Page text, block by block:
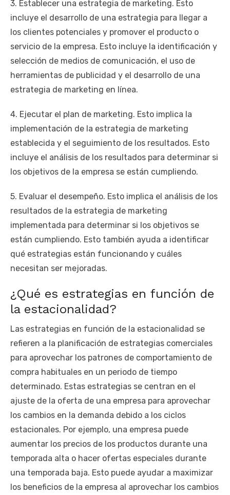
3. Establecer una estrategia de marketing. Esto
incluye el desarrollo de una estrategia para llegar a
los clientes potenciales y promover el producto o
servicio de la empresa. Esto incluye la identificación y
selección de medios de comunicación, el uso de
herramientas de publicidad y el desarrollo de una
estrategia de marketing en línea.
4. Ejecutar el plan de marketing. Esto implica la
implementación de la estrategia de marketing
establecida y el seguimiento de los resultados. Esto
incluye el análisis de los resultados para determinar si
los objetivos de la empresa se están cumpliendo.
5. Evaluar el desempeño. Esto implica el análisis de los
resultados de la estrategia de marketing
implementada para determinar si los objetivos se
están cumpliendo. Esto también ayuda a identificar
qué estrategias están funcionando y cuáles
necesitan ser mejoradas.
¿Qué es estrategias en función de
la estacionalidad?
Las estrategias en función de la estacionalidad se
refieren a la planificación de estrategias comerciales
para aprovechar los patrones de comportamiento de
compra habituales en un periodo de tiempo
determinado. Estas estrategias se centran en el
ajuste de la oferta de una empresa para aprovechar
los cambios en la demanda debido a los ciclos
estacionales. Por ejemplo, una empresa puede
aumentar los precios de los productos durante una
temporada alta o hacer ofertas especiales durante
una temporada baja. Esto puede ayudar a maximizar
los beneficios de la empresa al aprovechar los cambios